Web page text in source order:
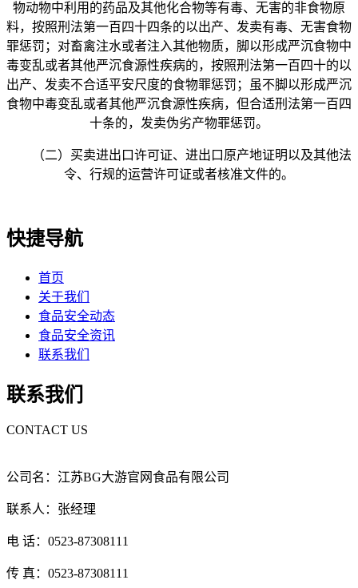
物动物中利用的药品及其他化合物等有毒、无害的非食物原
料，按照刑法第一百四十四条的以出产、发卖有毒、无害食物
罪惩罚；对畜禽注水或者注入其他物质，脚以形成严沉食物中
毒变乱或者其他严沉食源性疾病的，按照刑法第一百四十的以
出产、发卖不合适平安尺度的食物罪惩罚；虽不脚以形成严沉
食物中毒变乱或者其他严沉食源性疾病，但合适刑法第一百四
十条的，发卖伪劣产物罪惩罚。
（二）买卖进出口许可证、进出口原产地证明以及其他法
令、行规的运营许可证或者核准文件的。
快捷导航
首页
关于我们
食品安全动态
食品安全资讯
联系我们
联系我们
CONTACT US
公司名：江苏BG大游官网食品有限公司
联系人：张经理
电 话：0523-87308111
传 真：0523-87308111